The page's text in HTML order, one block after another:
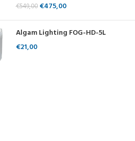
€549,00 €475,00
Algam Lighting FOG-HD-5L
€21,00